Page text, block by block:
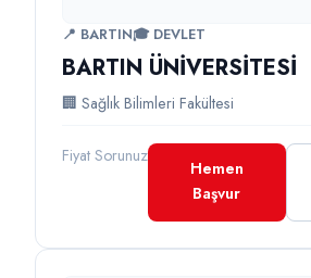
📍 BARTIN🎓 DEVLET
BARTIN ÜNİVERSİTESİ
🏢 Sağlık Bilimleri Fakültesi
Fiyat Sorunuz
Hemen
Başvur